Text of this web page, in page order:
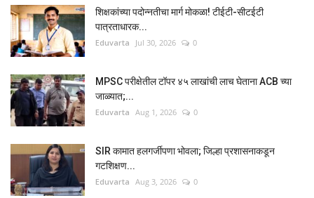
शिक्षकांच्या पदोन्नतीचा मार्ग मोकळा! टीईटी-सीटईटी
पात्रताधारक...
Eduvarta Jul 30, 2026 0
MPSC परीक्षेतील टॉपर ४५ लाखांची लाच घेताना ACB च्या
जाळ्यात;...
Eduvarta Aug 1, 2026 0
SIR कामात हलगर्जीपणा भोवला; जिल्हा प्रशासनाकडून
गटशिक्षण...
Eduvarta Aug 3, 2026 0